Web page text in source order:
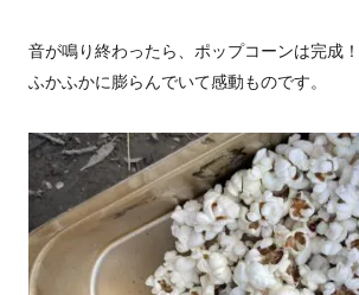
音が鳴り終わったら、ポップコーンは完成
ふかふかに膨らんでいて感動ものです。